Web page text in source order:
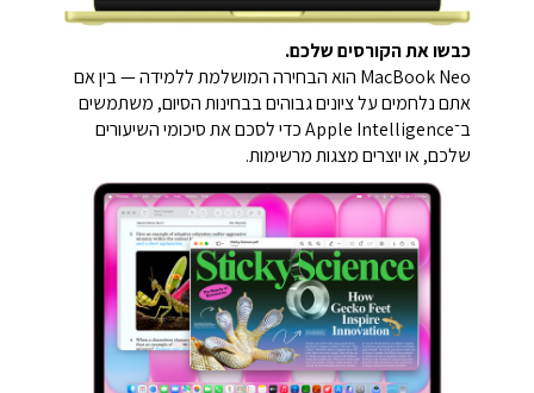
כבשו את הקורסים שלכם.
MacBook Neo הוא הבחירה המושלמת ללמידה — בין אם
אתם נלחמים על ציונים גבוהים בבחינות הסיום, משתמשים
ב־Apple Intelligence כדי לסכם את סיכומי השיעורים
שלכם, או יוצרים מצגות מרשימות.